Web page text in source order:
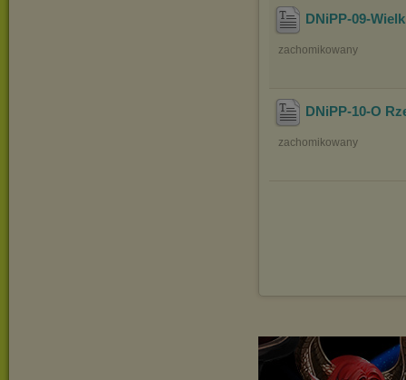
DNiPP-09-
zachomikowany
DNiPP-10-O
zachomikowany